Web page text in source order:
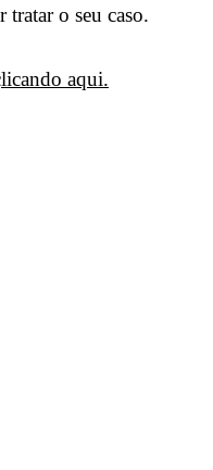
tratar o seu caso.
licando aqui.